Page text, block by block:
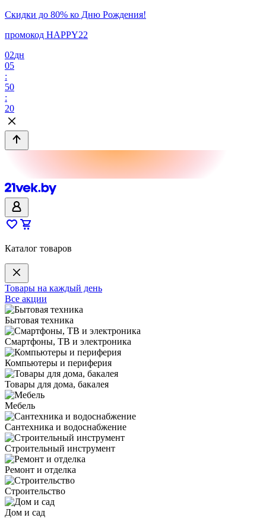
Скидки до 80% ко Дню Рождения!
промокод HAPPY22
02дн
05
:
50
:
20
Каталог товаров
Товары на каждый день
Все акции
Бытовая техника
Смартфоны, ТВ и электроника
Компьютеры и периферия
Товары для дома, бакалея
Мебель
Сантехника и водоснабжение
Строительный инструмент
Ремонт и отделка
Строительство
Дом и сад